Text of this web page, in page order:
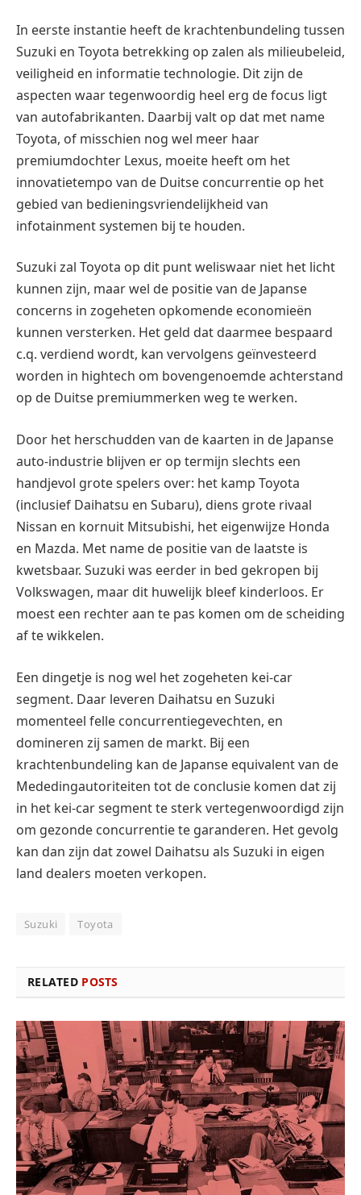
In eerste instantie heeft de krachtenbundeling tussen
Suzuki en Toyota betrekking op zalen als milieubeleid,
veiligheid en informatie technologie. Dit zijn de
aspecten waar tegenwoordig heel erg de focus ligt
van autofabrikanten. Daarbij valt op dat met name
Toyota, of misschien nog wel meer haar
premiumdochter Lexus, moeite heeft om het
innovatietempo van de Duitse concurrentie op het
gebied van bedieningsvriendelijkheid van
infotainment systemen bij te houden.
Suzuki zal Toyota op dit punt weliswaar niet het licht
kunnen zijn, maar wel de positie van de Japanse
concerns in zogeheten opkomende economieën
kunnen versterken. Het geld dat daarmee bespaard
c.q. verdiend wordt, kan vervolgens geïnvesteerd
worden in hightech om bovengenoemde achterstand
op de Duitse premiummerken weg te werken.
Door het herschudden van de kaarten in de Japanse
auto-industrie blijven er op termijn slechts een
handjevol grote spelers over: het kamp Toyota
(inclusief Daihatsu en Subaru), diens grote rivaal
Nissan en kornuit Mitsubishi, het eigenwijze Honda
en Mazda. Met name de positie van de laatste is
kwetsbaar. Suzuki was eerder in bed gekropen bij
Volkswagen, maar dit huwelijk bleef kinderloos. Er
moest een rechter aan te pas komen om de scheiding
af te wikkelen.
Een dingetje is nog wel het zogeheten kei-car
segment. Daar leveren Daihatsu en Suzuki
momenteel felle concurrentiegevechten, en
domineren zij samen de markt. Bij een
krachtenbundeling kan de Japanse equivalent van de
Mededingautoriteiten tot de conclusie komen dat zij
in het kei-car segment te sterk vertegenwoordigd zijn
om gezonde concurrentie te garanderen. Het gevolg
kan dan zijn dat zowel Daihatsu als Suzuki in eigen
land dealers moeten verkopen.
Suzuki Toyota
RELATED POSTS